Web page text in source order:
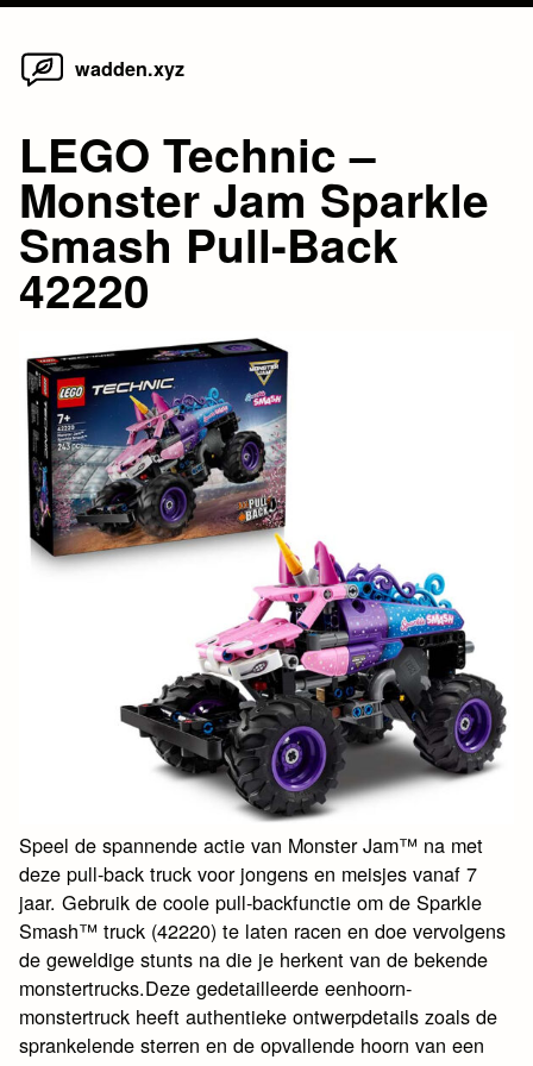
Skip
wadden.xyz
LEGO Technic –
Monster Jam Sparkle
Smash Pull-Back
42220
Speel de spannende actie van Monster Jam™ na met
deze pull-back truck voor jongens en meisjes vanaf 7
jaar. Gebruik de coole pull-backfunctie om de Sparkle
Smash™ truck (42220) te laten racen en doe vervolgens
de geweldige stunts na die je herkent van de bekende
monstertrucks.Deze gedetailleerde eenhoorn-
monstertruck heeft authentieke ontwerpdetails zoals de
sprankelende sterren en de opvallende hoorn van een